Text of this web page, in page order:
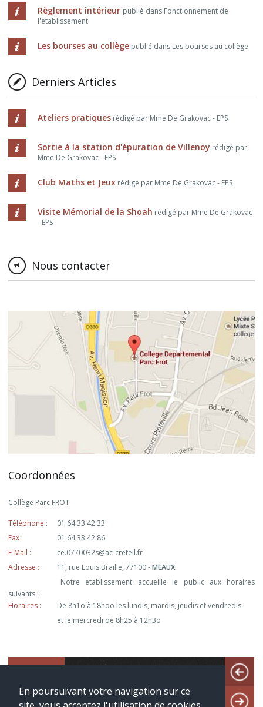
En poursuivant votre navigation sur ce
Règlement intérieur publié dans Fonctionnement de
l'établissement
Les bourses au collègepublié dans Les bourses au collège
Derniers Articles
Ateliers pratiquesrédigé par Mme De Grakovac - EPS
Sortie à la station d'épuration de Villenoy rédigé par
Mme De Grakovac - EPS
Club Maths et Jeuxrédigé par Mme De Grakovac - EPS
Visite Mémorial de la Shoah rédigé par Mme De Grakovac
- EPS
Nous contacter
Coordonnées
Collège Parc FROT
Téléphone :
01.64.33.42.33
Fax :
01.64.33.42.86
E-Mail :
ce.0770032s@ac-creteil.fr
Adresse :
11, rue Louis Braille, 77100 -MEAUX
Notre établissement accueille le public aux horaires
suivants :
Horaires :
De 8h1o à 18hoo les lundis, mardis, jeudis et vendredis
et le mercredi de 8h25 à 12h3o
Top Rubriques
EPS / UNSS Rentrée